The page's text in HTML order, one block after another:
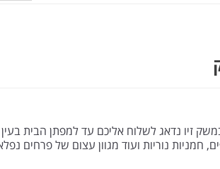
זיו נדאג לשלוח אליכם עד למפתן הבית
חמניות נוריות ועוד מגוון עצום של פרחים